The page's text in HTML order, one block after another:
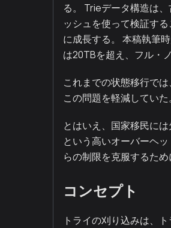
る。 Trieデータ構造は
ッシュを使って検証す
に成長する。 本稿執筆
は20TBを超え、フル・
これまでの状態移行で
この問題を軽減してい
とはいえ、国家移民に
という高いオーバーヘ
らの制限を克服するた
コンセプト
トライの刈り込みは、